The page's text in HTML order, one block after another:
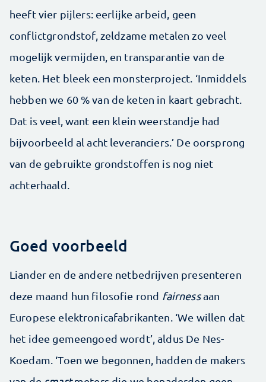
heeft vier pijlers: eerlijke arbeid, geen
conflictgrondstof, zeldzame metalen zo veel
mogelijk vermijden, en transparantie van de
keten. Het bleek een monsterproject. ‘Inmiddels
hebben we 60 % van de keten in kaart gebracht.
Dat is veel, want een klein weerstandje had
bijvoorbeeld al acht leveranciers.’ De oorsprong
van de gebruikte grondstoffen is nog niet
achterhaald.
Goed voorbeeld
Liander en de andere netbedrijven presenteren
deze maand hun filosofie rond fairnessaan
Europese elektronicafabrikanten. ‘We willen dat
het idee gemeengoed wordt’, aldus De Nes-
Koedam. ‘Toen we begonnen, hadden de makers